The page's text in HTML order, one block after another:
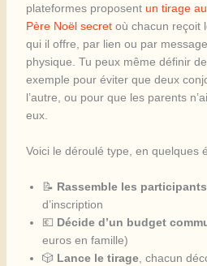
plateformes proposent un tirage
Père Noël secretoù chacun reçoit
qui il offre, par lien ou par
physique. Tu peux même définir
exemple pour éviter que deux
l’autre, ou pour que les parents
eux.
Voici le déroulé type, en quelques
📝 Rassemble les participants
d’inscription
💶 Décide d’un budget
euros en famille)
🎲 Lance le tirage, chacun